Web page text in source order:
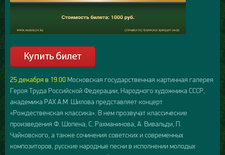
25 декабря в 19.00Московская государственная картинная галерея
Героя Труда Российской Федерации, Народного художника СССР,
академика РАХ А.М. Шилова представляет концерт
«Рождественская классика». В нем прозвучат классические
произведения Ф. Шопена, С. Рахманинова, А. Вивальди, П.
Чайковского, а также сочинения советских и современных
композиторов, русские народные песни в исполнении молодых